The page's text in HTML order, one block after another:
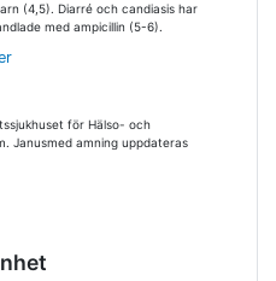
(4,5). Diarré och candiasis har
med ampicillin (5-6).
för Hälso- och
Janusmed amning uppdateras